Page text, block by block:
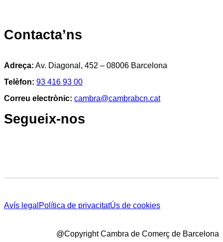
Contacta’ns
Adreça: Av. Diagonal, 452 – 08006 Barcelona
Telèfon: 93 416 93 00
Correu electrònic: cambra@cambrabcn.cat
Segueix-nos
Avís legal Política de privacitatÚs de cookies
@Copyright Cambra de Comerç de Barcelona